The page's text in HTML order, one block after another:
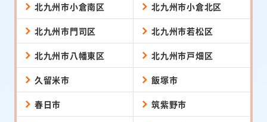
北九州市小倉南区 北九州市小倉北区
北九州市門司区 北九州市若松区
北九州市八幡東区 北九州市戸畑区
久留米市 飯塚市
春日市 筑紫野市